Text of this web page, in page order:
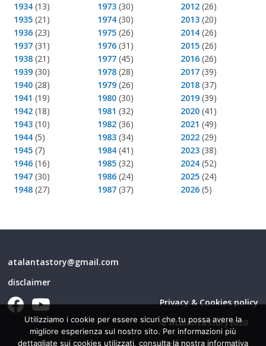
1934 (13)
1935 (21)
1936 (23)
1937 (31)
1938 (21)
1939 (30)
1940 (28)
1941 (19)
1942 (18)
1943 (10)
1944 (5)
1945 (7)
1946 (16)
1947 (30)
1948 (27)
1973(30)
1974(30)
1975(26)
1976(31)
1977(45)
1978(28)
1979(26)
1980(30)
1981 (32)
1982(36)
1983(34)
1984(41)
1985(32)
1986(24)
1987(37)
2012 (26)
2013 (20)
2014 (26)
2015 (26)
2016 (26)
2017 (39)
2018 (37)
2019 (39)
2020 (41)
2021 (49)
2022 (29)
2023 (38)
2024 (52)
2025 (24)
2026 (5)
atalantastory@gmail.com
disclaimer
Privacy & Cookies policy
© AtalantaStory2020
credits
Utilizziamo i cookie per essere sicuri che tu possa avere la
migliore esperienza sul nostro sito. Per informazioni più
dettagliate sui cookies utilizzati, consulta la nostra informativa